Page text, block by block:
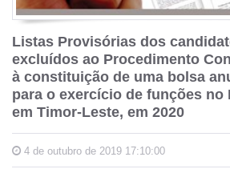
Listas Provisórias dos
excluídos ao Procedimento
à constituição de uma bolsa
para o exercício de funções no
em Timor-Leste, em 2020
4 de outubro de 2019 17:10:00